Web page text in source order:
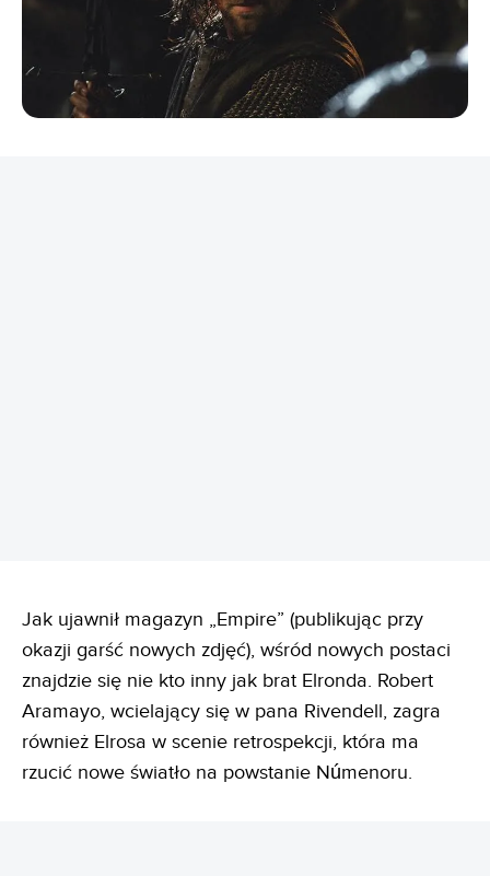
Jak ujawnił magazyn „Empire” (publikując przy
okazji garść nowych zdjęć), wśród nowych postaci
znajdzie się nie kto inny jak brat Elronda. Robert
Aramayo, wcielający się w pana Rivendell, zagra
również Elrosa w scenie retrospekcji, która ma
rzucić nowe światło na powstanie Númenoru.